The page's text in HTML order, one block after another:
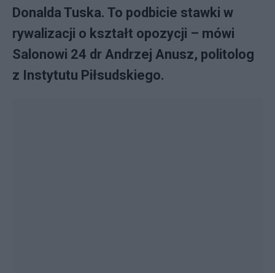
Donalda Tuska. To podbicie stawki w
rywalizacji o kształt opozycji – mówi
Salonowi 24 dr Andrzej Anusz, politolog
z Instytutu Piłsudskiego.